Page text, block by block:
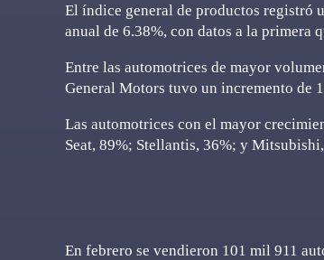
El índice general de productos registró
anual de 6.38%, con datos a la primera
Entre las automotrices de mayor
General Motors tuvo un incremento de
Las automotrices con el mayor
Seat, 89%; Stellantis, 36%; y
En febrero se vendieron 101 mil 911